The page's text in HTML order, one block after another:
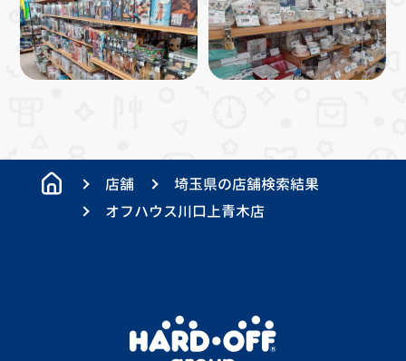
店舗
埼玉県の店舗検索結果
オフハウス川口上青木店